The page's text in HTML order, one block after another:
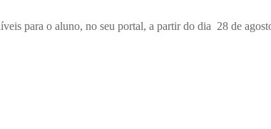
para o aluno, no seu portal, a partir do dia 28 de